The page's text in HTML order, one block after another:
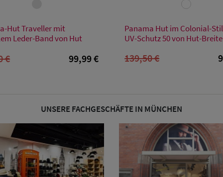
XL
Hut Traveller mit
Leder-Band von Hut
€ 99,99 €
M
Panama Hut im Colonial-
UV-Schutz 50 von Hut-
139,50 €
UNSERE FACHGESCHÄFTE IN MÜNCHEN